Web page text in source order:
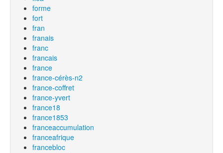
forme
fort
fran
franais
franc
francais
france
france-cérès-n2
france-coffret
france-yvert
france18
france1853
franceaccumulation
franceafrique
francebloc